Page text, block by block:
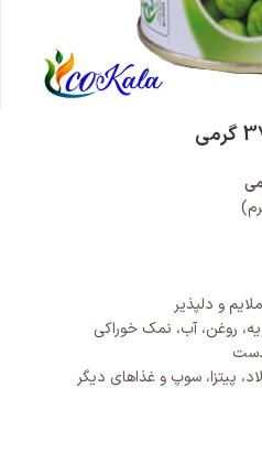
و دلپذیر
روغن، آب، نمک خوراکی
پیتزا، سوپ و غذاهای دیگر